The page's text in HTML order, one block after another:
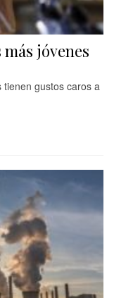
jóvenes
gustos caros a